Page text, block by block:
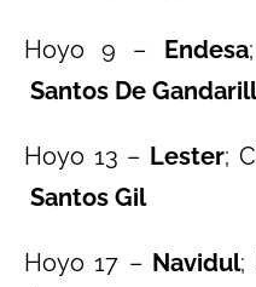
Hoyo 9 – Endesa
Santos De
Hoyo 13 – Lester;
Santos Gil
Hoyo 17 – Navidul;